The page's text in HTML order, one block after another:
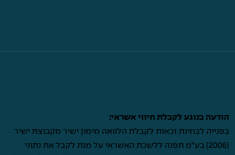
הודעה בנוגע לקבלת חיווי אשראי:
בפנייה לבחינת זכאות לקבלת הלוואה מימון ישיר מקבוצת ישיר
(2006) בע"מ תפנה ללשכת האשראי על מנת לקבל את נתוני